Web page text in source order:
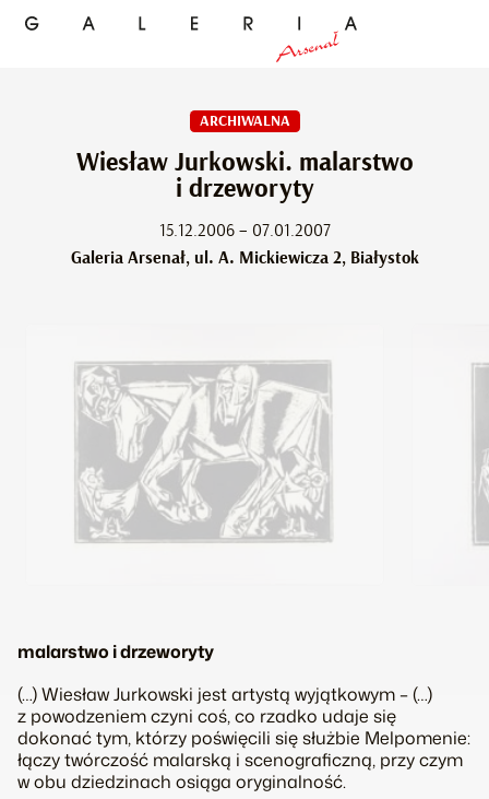
ARCHIWALNA
Wiesław Jurkowski. malarstwo
i drzeworyty
15.12.2006 – 07.01.2007
Galeria Arsenał, ul. A. Mickiewicza 2, Białystok
malarstwo i drzeworyty
(…) Wiesław Jurkowski jest artystą wyjątkowym – (…)
z powodzeniem czyni coś, co rzadko udaje się
dokonać tym, którzy poświęcili się służbie Melpomenie:
łączy twórczość malarską i scenograficzną, przy czym
w obu dziedzinach osiąga oryginalność.